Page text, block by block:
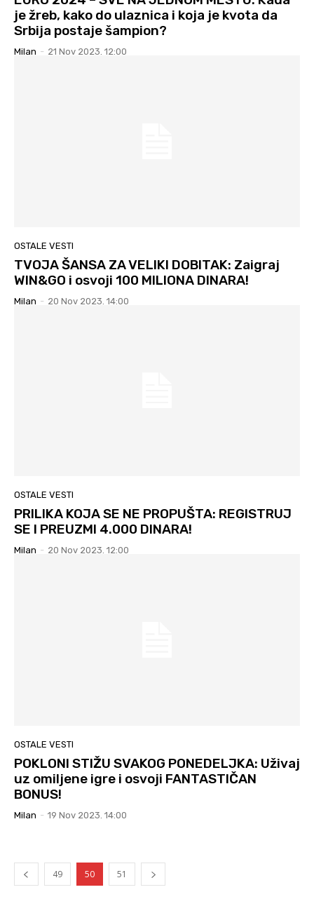
je žreb, kako do ulaznica i koja je kvota da
Srbija postaje šampion?
Milan - 21 Nov 2023. 12:00
OSTALE VESTI
TVOJA ŠANSA ZA VELIKI DOBITAK: Zaigraj
WIN&GO i osvoji 100 MILIONA DINARA!
Milan - 20 Nov 2023. 14:00
OSTALE VESTI
PRILIKA KOJA SE NE PROPUŠTA: REGISTRUJ
SE I PREUZMI 4.000 DINARA!
Milan - 20 Nov 2023. 12:00
OSTALE VESTI
POKLONI STIŽU SVAKOG PONEDELJKA: Uživaj
uz omiljene igre i osvoji FANTASTIČAN
BONUS!
Milan - 19 Nov 2023. 14:00
49 50 51